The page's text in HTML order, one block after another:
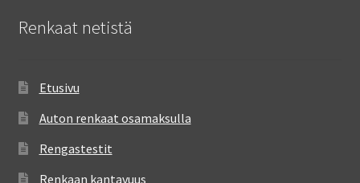
Renkaat netistä
Etusivu
Auton renkaat osamaksulla
Rengastestit
Renkaan kantavuus